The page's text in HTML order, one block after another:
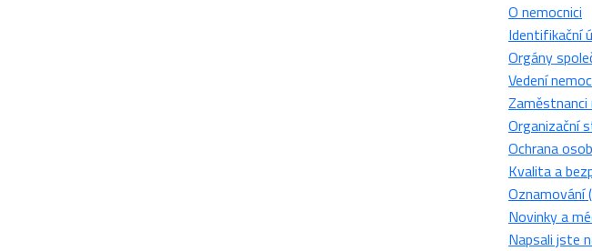
O nemocnici
Identifikační
Orgány
Vedení
Zaměstnanci
Organizační
Ochrana
Kvalita a
Oznamování
Novinky a
Napsali jste